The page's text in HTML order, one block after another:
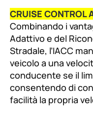
CRUISE CONTROL
Combinando i
Adattivo e del
Stradale, l’IACC
veicolo a una
conducente se il
consentendo di
facilità la propria